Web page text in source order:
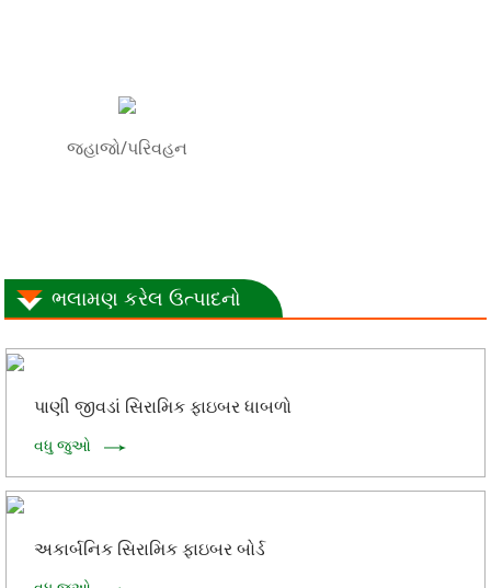
જહાજો/પરિવહન
ભલામણ કરેલ ઉત્પાદનો
પાણી જીવડાં સિરામિક ફાઇબર ધાબળો
વધુ જુઓ
અકાર્બનિક સિરામિક ફાઇબર બોર્ડ